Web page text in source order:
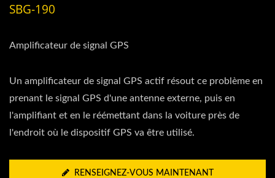
SBG-190
Amplificateur de signal GPS
Un amplificateur de signal GPS actif résout ce problème en
prenant le signal GPS d'une antenne externe, puis en
l'amplifiant et en le réémettant dans la voiture près de
l'endroit où le dispositif GPS va être utilisé.
RENSEIGNEZ-VOUS MAINTENANT